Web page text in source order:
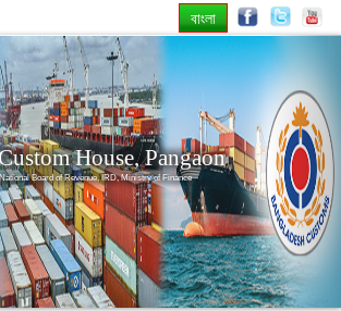
বাংলা
House, Pangaon
Board of Revenue, IRD, Ministry of Finance